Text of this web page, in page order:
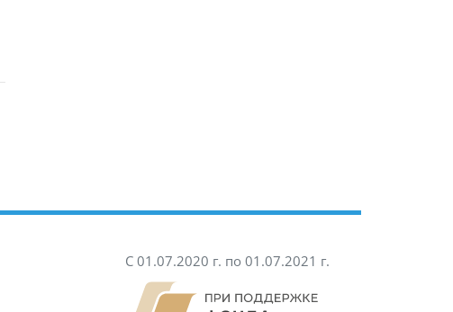
С 01.07.2020 г. по 01.07.2021 г.